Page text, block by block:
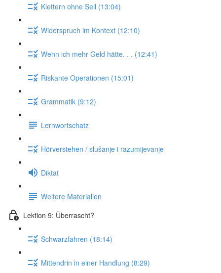
Klettern ohne Seil (13:04)
Widerspruch im Kontext (12:10)
Wenn ich mehr Geld hätte. . . (12:41)
Riskante Operationen (15:01)
Grammatik (9:12)
Lernwortschatz
Hörverstehen / slušanje i razumijevanje
Diktat
Weitere Materialien
Lektion 9: Überrascht?
Schwarzfahren (18:14)
Mittendrin in einer Handlung (8:29)